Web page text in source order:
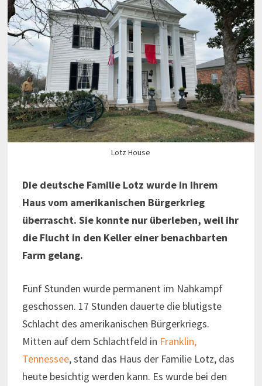
Lotz House
Die deutsche Familie Lotz wurde in ihrem
Haus vom amerikanischen Bürgerkrieg
überrascht. Sie konnte nur überleben, weil ihr
die Flucht in den Keller einer benachbarten
Farm gelang.
Fünf Stunden wurde permanent im Nahkampf
geschossen. 17 Stunden dauerte die blutigste
Schlacht des amerikanischen Bürgerkriegs.
Mitten auf dem Schlachtfeld in Franklin,
Tennessee, stand das Haus der Familie Lotz, das
heute besichtig werden kann. Es wurde bei den